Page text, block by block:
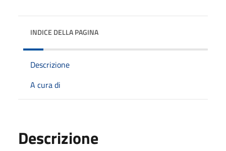
INDICE DELLA PAGINA
Descrizione
A cura di
Descrizione